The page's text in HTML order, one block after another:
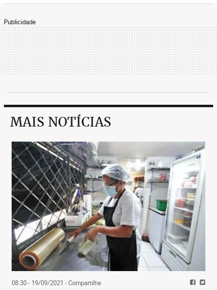
Publicidade
MAIS NOTÍCIAS
08:30 - 19/09/2021 - Compartilhe